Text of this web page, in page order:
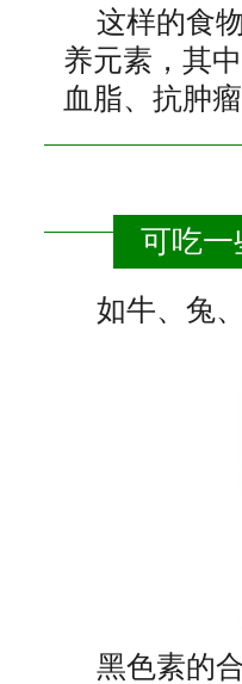
这样的食物
养元素，其
血脂、抗肿
可吃一
如牛、兔
黑色素的